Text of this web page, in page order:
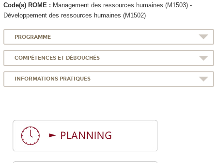
Code(s) ROME : Management des ressources humaines (M1503) -
Développement des ressources humaines (M1502)
PROGRAMME
COMPÉTENCES ET DÉBOUCHÉS
INFORMATIONS PRATIQUES